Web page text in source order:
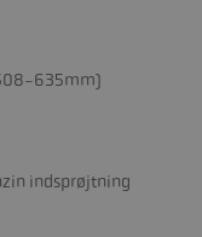
635mm)
indsprøjtning